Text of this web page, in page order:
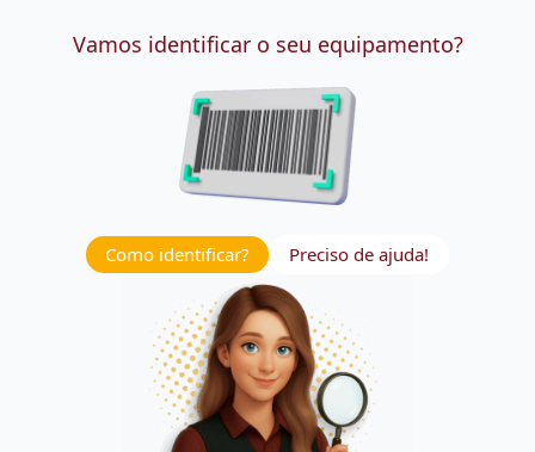
Vamos identificar o seu equipamento?
Como identificar? Preciso de ajuda!